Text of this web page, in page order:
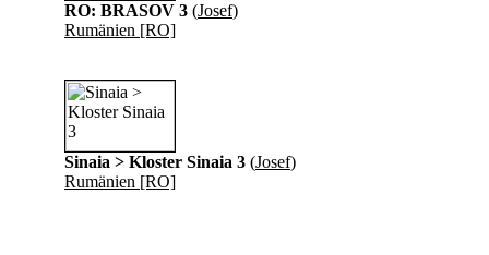
RO: BRASOV 3 (Josef)
Rumänien [RO]
Sinaia > Kloster Sinaia 3 (Josef)
Rumänien [RO]